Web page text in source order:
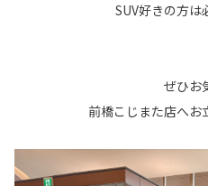
SUV好きの方は
ぜひお
前橋こじまた店へ